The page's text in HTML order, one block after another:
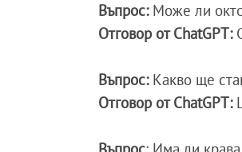
Въпрос:Може ли
Отговор от ChatGPT:
Въпрос: Какво ще
Отговор от ChatGPT: